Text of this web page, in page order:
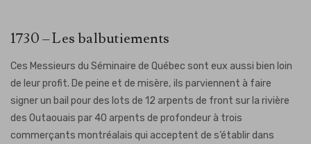
1730 – Les balbutiements
Ces Messieurs du Séminaire de Québec sont eux aussi bien loin
de leur profit. De peine et de misère, ils parviennent à faire
signer un bail pour des lots de 12 arpents de front sur la rivière
des Outaouais par 40 arpents de profondeur à trois
commerçants montréalais qui acceptent de s’établir dans